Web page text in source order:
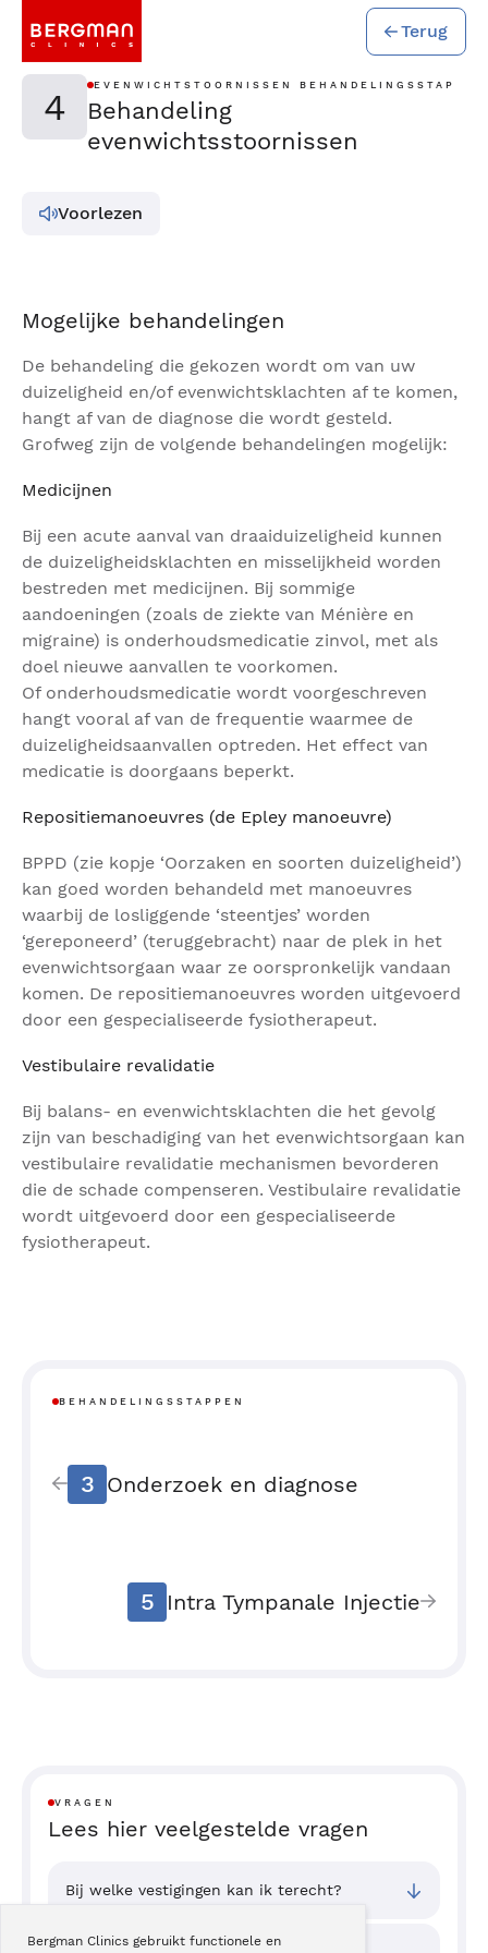
Bergman Clinics gebruikt functionele en
Terug
4 EVENWICHTSTOORNISSEN BEHANDELINGSSTAP
Behandeling
evenwichtsstoornissen
Voorlezen
Mogelijke behandelingen
De behandeling die gekozen wordt om van uw
duizeligheid en/of evenwichtsklachten af te komen,
hangt af van de diagnose die wordt gesteld.
Grofweg zijn de volgende behandelingen mogelijk:
Medicijnen
Bij een acute aanval van draaiduizeligheid kunnen
de duizeligheidsklachten en misselijkheid worden
bestreden met medicijnen. Bij sommige
aandoeningen (zoals de ziekte van Ménière en
migraine) is onderhoudsmedicatie zinvol, met als
doel nieuwe aanvallen te voorkomen.
Of onderhoudsmedicatie wordt voorgeschreven
hangt vooral af van de frequentie waarmee de
duizeligheidsaanvallen optreden. Het effect van
medicatie is doorgaans beperkt.
Repositiemanoeuvres (de Epley manoeuvre)
BPPD (zie kopje ‘Oorzaken en soorten duizeligheid’)
kan goed worden behandeld met manoeuvres
waarbij de losliggende ‘steentjes’ worden
‘gereponeerd’ (teruggebracht) naar de plek in het
evenwichtsorgaan waar ze oorspronkelijk vandaan
komen. De repositiemanoeuvres worden uitgevoerd
door een gespecialiseerde fysiotherapeut.
Vestibulaire revalidatie
Bij balans- en evenwichtsklachten die het gevolg
zijn van beschadiging van het evenwichtsorgaan kan
vestibulaire revalidatie mechanismen bevorderen
die de schade compenseren. Vestibulaire revalidatie
wordt uitgevoerd door een gespecialiseerde
fysiotherapeut.
BEHANDELINGSSTAPPEN
3 Onderzoek en diagnose
5 Intra Tympanale Injectie
VRAGEN
Lees hier veelgestelde vragen
Bij welke vestigingen kan ik terecht?